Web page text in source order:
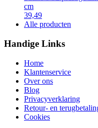
cm
39,49
Alle producten
Handige Links
Home
Klantenservice
Over ons
Blog
Privacyverklaring
Retour- en
Cookies